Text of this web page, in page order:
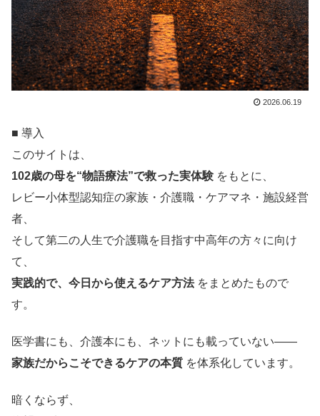
2026.06.19
■ 導入
このサイトは、
102歳の母を“物語療法”で救った実体験 をもとに、
レビー小体型認知症の家族・介護職・ケアマネ・施設経営
者、
そして第二の人生で介護職を目指す中高年の方々に向け
て、
実践的で、今日から使えるケア方法をまとめたもので
す。
医学書にも、介護本にも、ネットにも載っていない——
家族だからこそできるケアの本質 を体系化しています。
暗くならず、